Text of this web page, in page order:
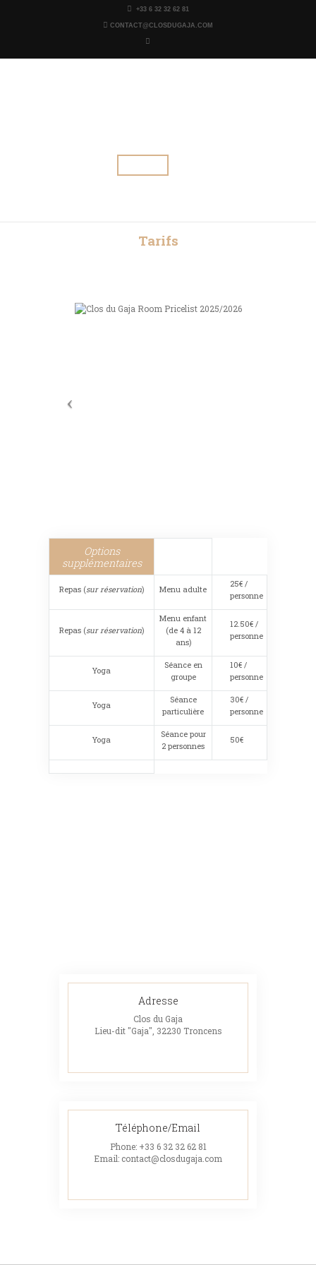
+33 6 32 32 62 81
CONTACT@CLOSDUGAJA.COM
Tarifs
Options
supplémentaires
Repas (sur réservation) Menu adulte
25€ /
personne
Repas (sur réservation)
Menu enfant
(de 4 à 12
ans)
12.50€ /
personne
Yoga
Séance en
groupe
10€ /
personne
Yoga
Séance
particulière
30€ /
personne
Yoga
Séance pour
2 personnes
50€
Adresse
Clos du Gaja
Lieu-dit "Gaja", 32230 Troncens
Téléphone/Email
Phone: +33 6 32 32 62 81
Email: contact@closdugaja.com